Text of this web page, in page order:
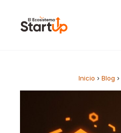
Inicio › Blog ›